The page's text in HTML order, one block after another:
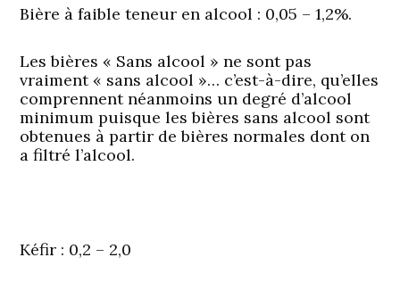
Bière à faible teneur en alcool : 0,05 – 1,2%.
Les bières « Sans alcool » ne sont pas
vraiment « sans alcool »… c’est-à-dire, qu’elles
comprennent néanmoins un degré d’alcool
minimum puisque les bières sans alcool sont
obtenues à partir de bières normales dont on
a filtré l’alcool.
Kéfir : 0,2 – 2,0